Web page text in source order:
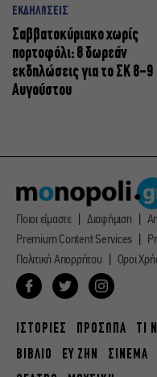
ΕΚΔΗΛΩΣΕΙΣ
Σαββατοκύριακο χωρίς
πορτοφόλι: 8 δωρεάν
εκδηλώσεις για το ΣΚ 8-9
Αυγούστου
Ποιοι είμαστε Διαφήμιση
Premium Content Services
Πολιτική Απορρήτου
Οροι
ΙΣΤΟΡΙΕΣ ΠΡΟΣΩΠΑ
ΤΙ
ΒΙΒΛΙΟ
ΕΥ ΖΗΝ
ΣΙΝΕΜΑ